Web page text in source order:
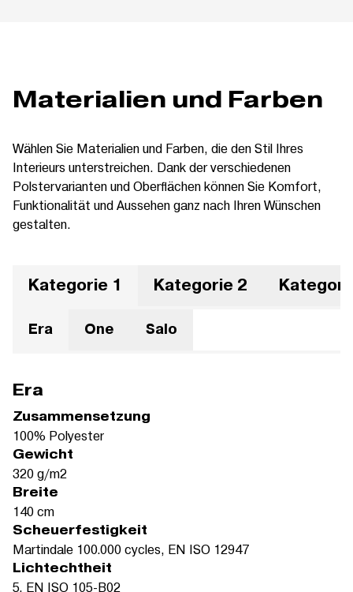
Materialien und Farben
Wählen Sie Materialien und Farben, die den Stil Ihres
Interieurs unterstreichen. Dank der verschiedenen
Polstervarianten und Oberflächen können Sie Komfort,
Funktionalität und Aussehen ganz nach Ihren Wünschen
gestalten.
Kategorie 1 Kategorie 2
Era One Salo
Era
Zusammensetzung
100% Polyester
Gewicht
320 g/m2
Breite
140 cm
Scheuerfestigkeit
Martindale 100.000 cycles, EN ISO 12947
Lichtechtheit
5, EN ISO 105-B02